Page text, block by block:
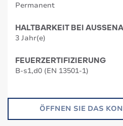
Permanent
HALTBARKEIT BEI
3 Jahr(e)
FEUERZERTIFIZIERUNG
B-s1,d0 (EN 13501-1)
ÖFFNEN SIE DAS